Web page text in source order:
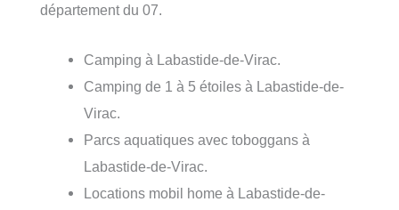
département du 07.
Camping à Labastide-de-Virac.
Camping de 1 à 5 étoiles à Labastide-de-
Virac.
Parcs aquatiques avec toboggans à
Labastide-de-Virac.
Locations mobil home à Labastide-de-